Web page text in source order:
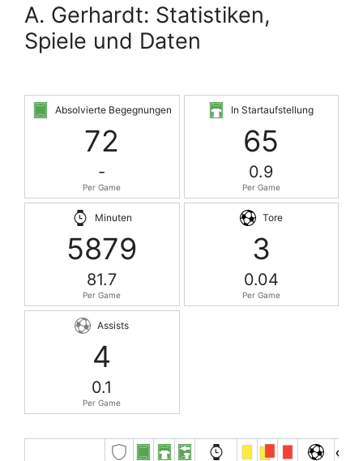
A. Gerhardt: Statistiken,
Spiele und Daten
Absolvierte Begegnungen
72
-
Per Game
In Startaufstellung
65
0.9
Per Game
Minuten
5879
81.7
Per Game
Tore
3
0.04
Per Game
Assists
4
0.1
Per Game